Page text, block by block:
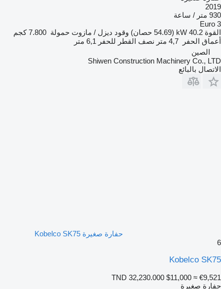
ساعة
40.2 kW (54.69 حصان) وقود ديزل / مازوت حمولة 7.800 كجم
الحفر 4,7 متر نصف القطر للحفر 6,1 متر
الصين
Shiwen Construction Machinery Co.,
بالبائع
حفارة صغيرة Kobelco SK75
Kobelco
TND 32,230.000 $11,000 ≈
صغيرة